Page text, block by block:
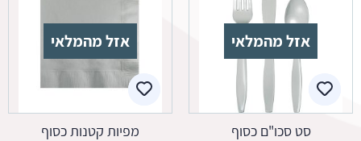
אזל מהמלאי
סט סכו"ם כסוף
אזל מהמלאי
מפיות קטנות כסוף